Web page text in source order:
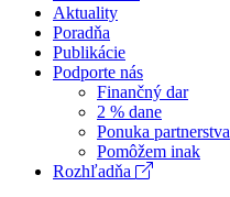
Aktuality
Poradňa
Publikácie
Podporte nás
Finančný dar
2 % dane
Ponuka partnerstva
Pomôžem inak
Rozhľadňa